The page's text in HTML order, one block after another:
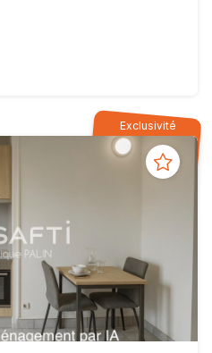
Exclusivité